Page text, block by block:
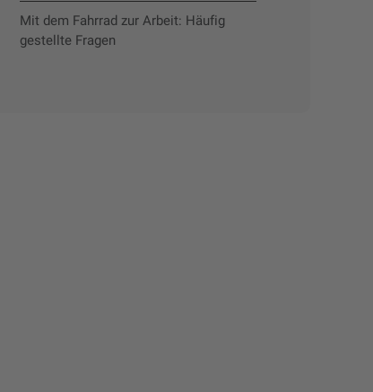
Mit dem Fahrrad zur Arbeit: Häufig
gestellte Fragen